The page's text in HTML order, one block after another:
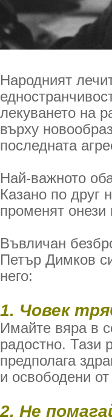
Народният
лекуването на
върху
последната
Най-важното
Казано по друг
променят
Въвличан
Петър Димков
него:
1. Човек
Имайте вяра в
радостно. Тази
предполага
и освободени
2. Не